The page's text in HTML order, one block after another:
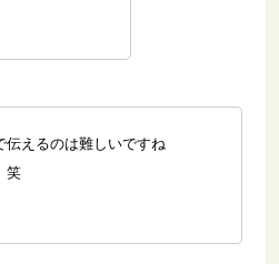
伝えるのは難しいですね
笑